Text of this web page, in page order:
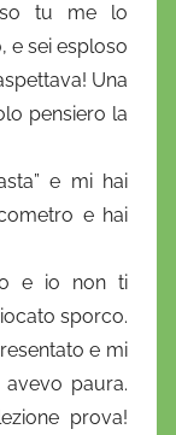
tu me lo
e sei esploso
Una
pensiero la
e mi hai
e hai
e io non ti
sporco.
e mi
paura.
prova!